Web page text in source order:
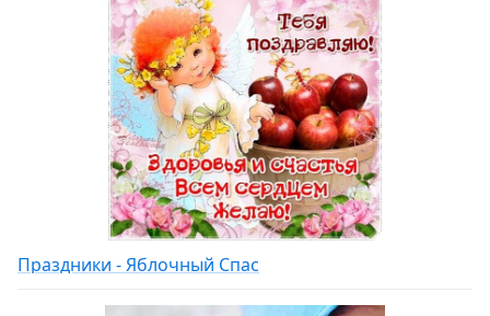
Праздники - Яблочный Спас